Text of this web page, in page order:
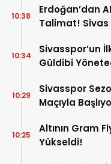
Erdoğan’dan
Talimat! Sivas
10:38
Sivasspor’un
Güldibi
10:34
Sivasspor
Maçıyla
10:29
Altının Gram
Yükseldi!
10:25